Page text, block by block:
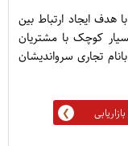
هدف ایجاد ارتباط بین
کوچک با مشتریان
تجاری سرواندیشان